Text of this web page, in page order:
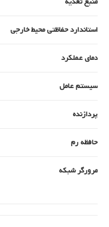
استاندارد حفاظتی محیط خارجی
دمای عملکرد
سیستم عامل
پردازنده
حافظه رم
مرورگر شبکه